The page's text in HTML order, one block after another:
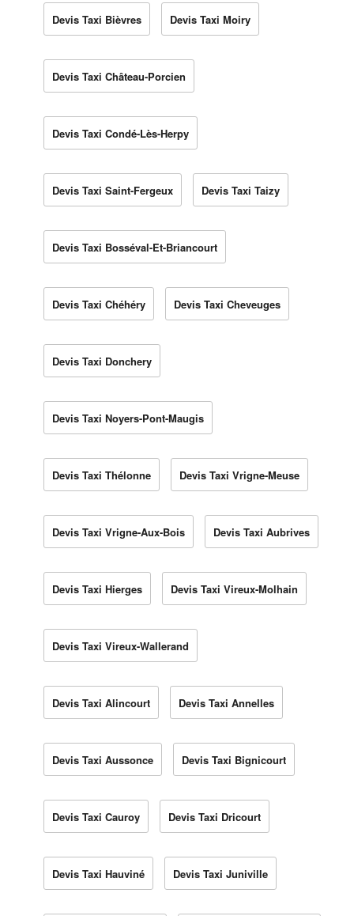
Devis Taxi Bièvres Devis Taxi Moiry
Devis Taxi Château-Porcien
Devis Taxi Condé-Lès-Herpy
Devis Taxi Saint-Fergeux Devis Taxi Taizy
Devis Taxi Bosséval-Et-Briancourt
Devis Taxi Chéhéry Devis Taxi Cheveuges
Devis Taxi Donchery
Devis Taxi Noyers-Pont-Maugis
Devis Taxi Thélonne Devis Taxi Vrigne-Meuse
Devis Taxi Vrigne-Aux-Bois Devis Taxi Aubrives
Devis Taxi Hierges Devis Taxi Vireux-Molhain
Devis Taxi Vireux-Wallerand
Devis Taxi Alincourt Devis Taxi Annelles
Devis Taxi Aussonce Devis Taxi Bignicourt
Devis Taxi Cauroy Devis Taxi Dricourt
Devis Taxi Hauviné Devis Taxi Juniville